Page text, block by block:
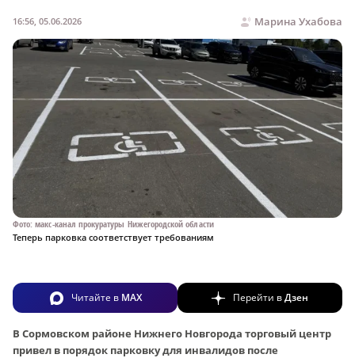
Марина Ухабова
16:56, 05.06.2026
Фото: макс-канал прокуратуры Нижегородской области
Теперь парковка соответствует требованиям
Читайте в MAX Перейти вДзен
В Сормовском районе Нижнего Новгорода торговый центр
привел в порядок парковку для инвалидов после